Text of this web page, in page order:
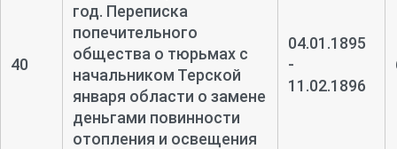
40
год. Переписка
попечительного
общества о тюрьмах с
начальником Терской
января области о замене
деньгами повинности
отопления и освещения
04.01.1895
-
11.02.1896